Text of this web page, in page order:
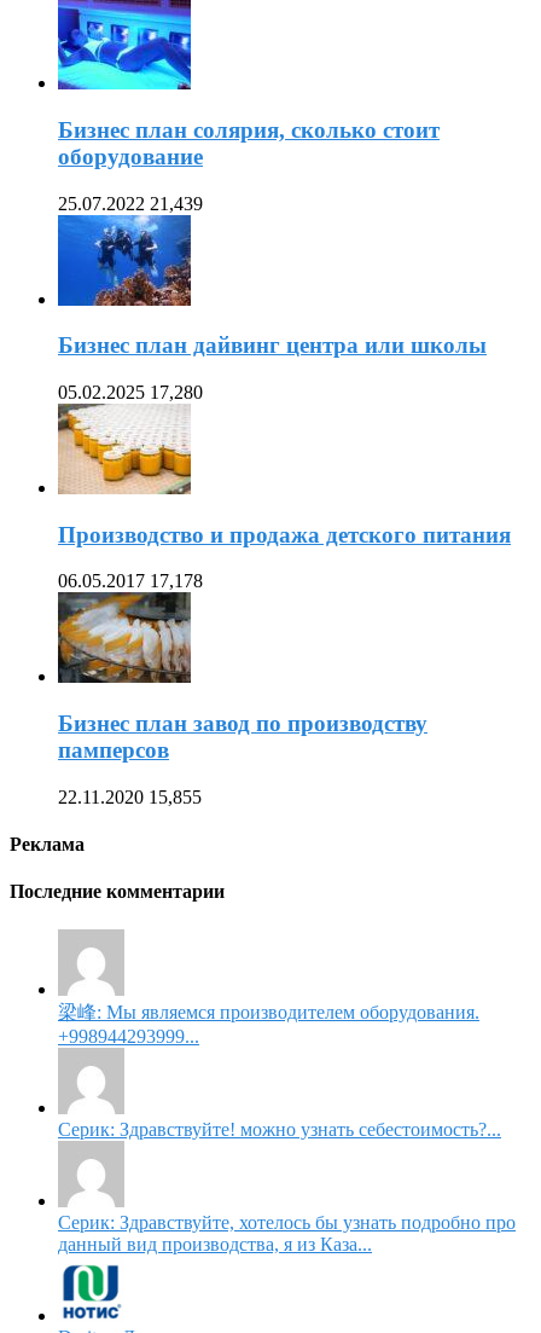
Бизнес план солярия, сколько стоит
оборудование
25.07.2022 21,439
Бизнес план дайвинг центра или школы
05.02.2025 17,280
Производство и продажа детского питания
06.05.2017 17,178
Бизнес план завод по производству
памперсов
22.11.2020 15,855
Реклама
Последние комментарии
梁峰: Мы являемся производителем оборудования.
+998944293999...
Серик: Здравствуйте! можно узнать себестоимость?...
Серик: Здравствуйте, хотелось бы узнать подробно про
данный вид производства, я из Каза...